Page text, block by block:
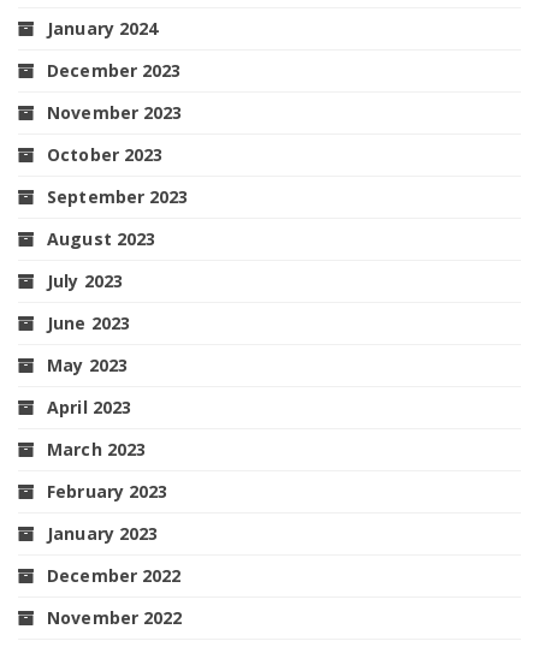
January 2024
December 2023
November 2023
October 2023
September 2023
August 2023
July 2023
June 2023
May 2023
April 2023
March 2023
February 2023
January 2023
December 2022
November 2022